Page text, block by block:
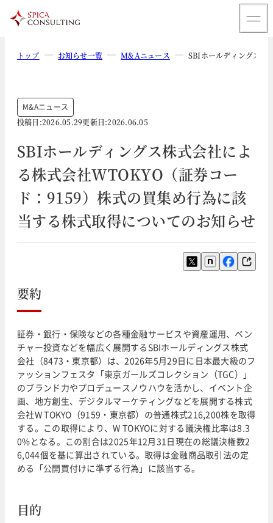
トップ お知らせ一覧 M&Aニュース SBIホールディングス株
M&Aニュース
投稿日:2026.05.29更新日:2026.06.05
SBIホールディングス株式会社によ
る株式会社WTOKYO（証券コー
ド：9159）株式の買集め行為に該
当する株式取得についてのお知らせ
要約
証券・銀行・保険などの各種金融サービスや資産運用、ベン
チャー投資などを幅広く展開するSBIホールディングス株式
会社（8473・東京都）は、2026年5月29日に日本最大級のフ
ァッションフェスタ「東京ガールズコレクション（TGC）」
のブランド力やプロデュースノウハウを活かし、イベント企
画、地方創生、デジタルマーケティングなどを展開する株式
会社W TOKYO（9159・東京都）の普通株式216,200株を取得
する。この取得により、W TOKYOに対する議決権比率は8.3
0%となる。この割合は2025年12月31日現在の総議決権数2
6,044個を基に算出されている。取得は金融商品取引法の定
める「公開買付けに準ずる行為」に該当する。
目的